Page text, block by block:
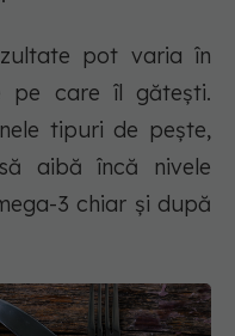
pot varia în
pe care îl gătești.
tipuri de pește,
aibă încă nivele
3 chiar și după